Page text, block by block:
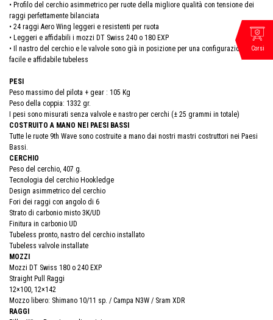
• Profilo del cerchio asimmetrico per ruote della migliore qualità con tensione dei
raggi perfettamente bilanciata
• 24 raggi Aero Wing leggeri e resistenti per ruota
• Leggeri e affidabili i mozzi DT Swiss 240 o 180 EXP
• Il nastro del cerchio e le valvole sono già in posizione per una configurazione
facile e affidabile tubeless
PESI
Peso massimo del pilota + gear : 105 Kg
Peso della coppia: 1332 gr.
I pesi sono misurati senza valvole e nastro per cerchi (± 25 grammi in totale)
COSTRUITO A MANO NEI PAESI BASSI
Tutte le ruote 9th Wave sono costruite a mano dai nostri mastri costruttori nei Paesi
Bassi.
CERCHIO
Peso del cerchio, 407 g.
Tecnologia del cerchio Hookledge
Design asimmetrico del cerchio
Fori dei raggi con angolo di 6
Strato di carbonio misto 3K/UD
Finitura in carbonio UD
Tubeless pronto, nastro del cerchio installato
Tubeless valvole installate
MOZZI
Mozzi DT Swiss 180 o 240 EXP
Straight Pull Raggi
12×100, 12×142
Mozzo libero: Shimano 10/11 sp. / Campa N3W / Sram XDR
RAGGI
Corsi